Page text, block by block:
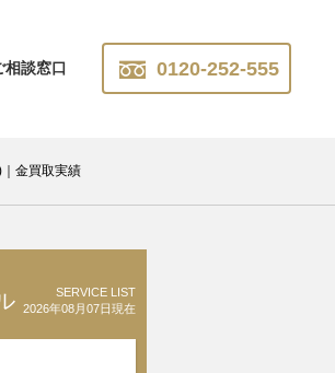
相談窓口 0120-252-555
金買取実績
SERVICE LIST
2026年08月07日現在